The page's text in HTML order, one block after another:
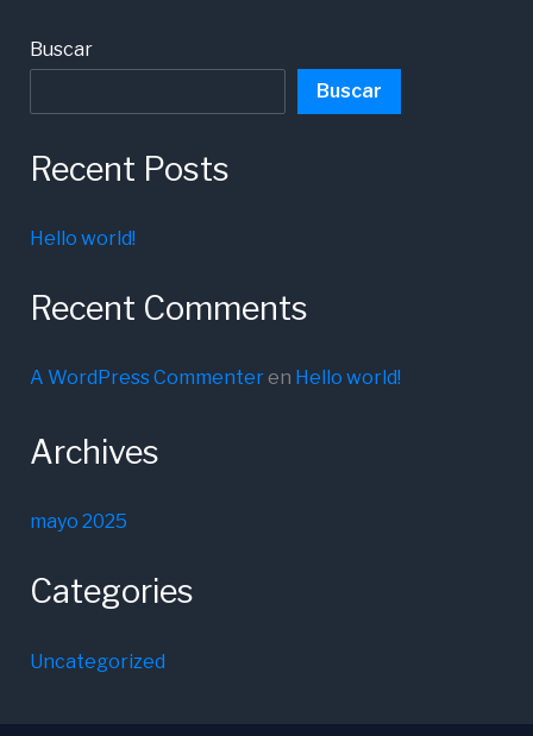
Buscar
Buscar
Recent Posts
Hello world!
Recent Comments
A WordPress Commenteren Hello world!
Archives
mayo 2025
Categories
Uncategorized